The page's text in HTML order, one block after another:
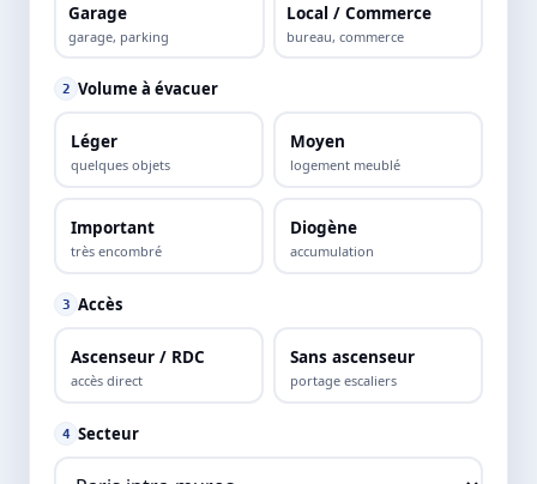
Garage
garage, parking
Local / Commerce
bureau, commerce
2 Volume à évacuer
Léger
quelques objets
Moyen
logement meublé
Important
très encombré
Diogène
accumulation
3 Accès
Ascenseur / RDC
accès direct
Sans ascenseur
portage escaliers
4 Secteur